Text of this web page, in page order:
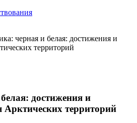
черная и белая: достижения и
территорий
достижения и
Арктических территорий